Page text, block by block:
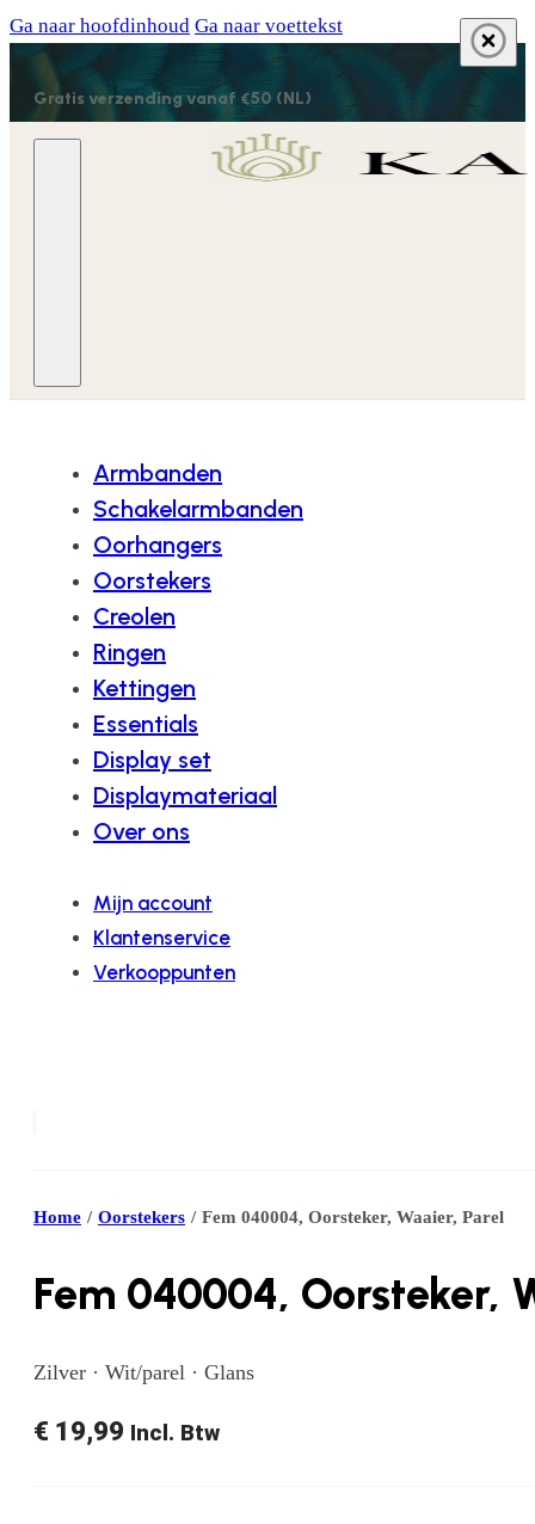
Ga naar hoofdinhoud Ga naar voettekst
Gratis verzending vanaf €50 (NL)
Armbanden
Schakelarmbanden
Oorhangers
Oorstekers
Creolen
Ringen
Kettingen
Essentials
Display set
Displaymateriaal
Over ons
Mijn account
Klantenservice
Verkooppunten
Home / Oorstekers / Fem 040004, Oorsteker, Waaier, Parel
Fem 040004, Oorsteker,
Zilver · Wit/parel · Glans
€ 19,99 Incl. Btw